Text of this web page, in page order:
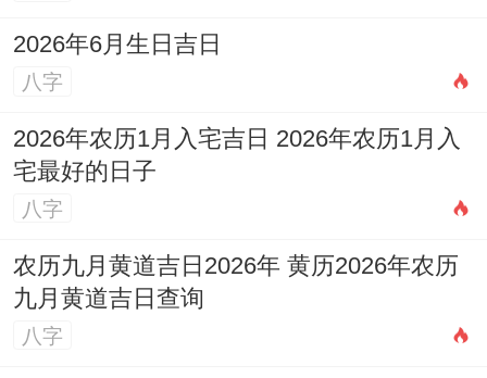
2026年6月生日吉日
八字
2026年农历1月入宅吉日 2026年农历1月入
宅最好的日子
八字
农历九月黄道吉日2026年 黄历2026年农历
九月黄道吉日查询
八字